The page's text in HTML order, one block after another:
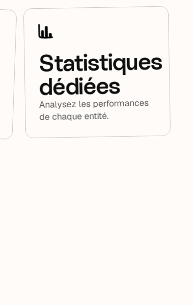
Statistiques
dédiées
Analysez les performances
de chaque entité.